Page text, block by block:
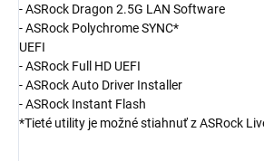
- ASRock Dragon 2.5G LAN Software
- ASRock Polychrome SYNC*
UEFI
- ASRock Full HD UEFI
- ASRock Auto Driver Installer
- ASRock Instant Flash
*Tieté utility je možné stiahnuť z ASRock